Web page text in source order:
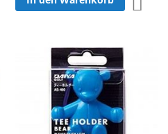
Zur Wunschliste hinzufügen